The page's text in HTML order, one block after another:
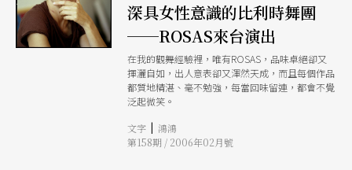
深具女性意識的比利時舞團
──ROSAS來台演出
在我的觀舞經驗裡，唯有ROSAS，品味卓絕卻又
揮灑自如，出人意表卻又渾然天成，而且每個作品
都質地精湛、毫不勉強，每當回味留連，都會不覺
泛起微笑。
文字 | 鴻鴻
第158期 / 2006年02月號